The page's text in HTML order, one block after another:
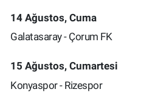
14 Ağustos, Cuma
Galatasaray - Çorum FK
15 Ağustos, Cumartesi
Konyaspor - Rizespor